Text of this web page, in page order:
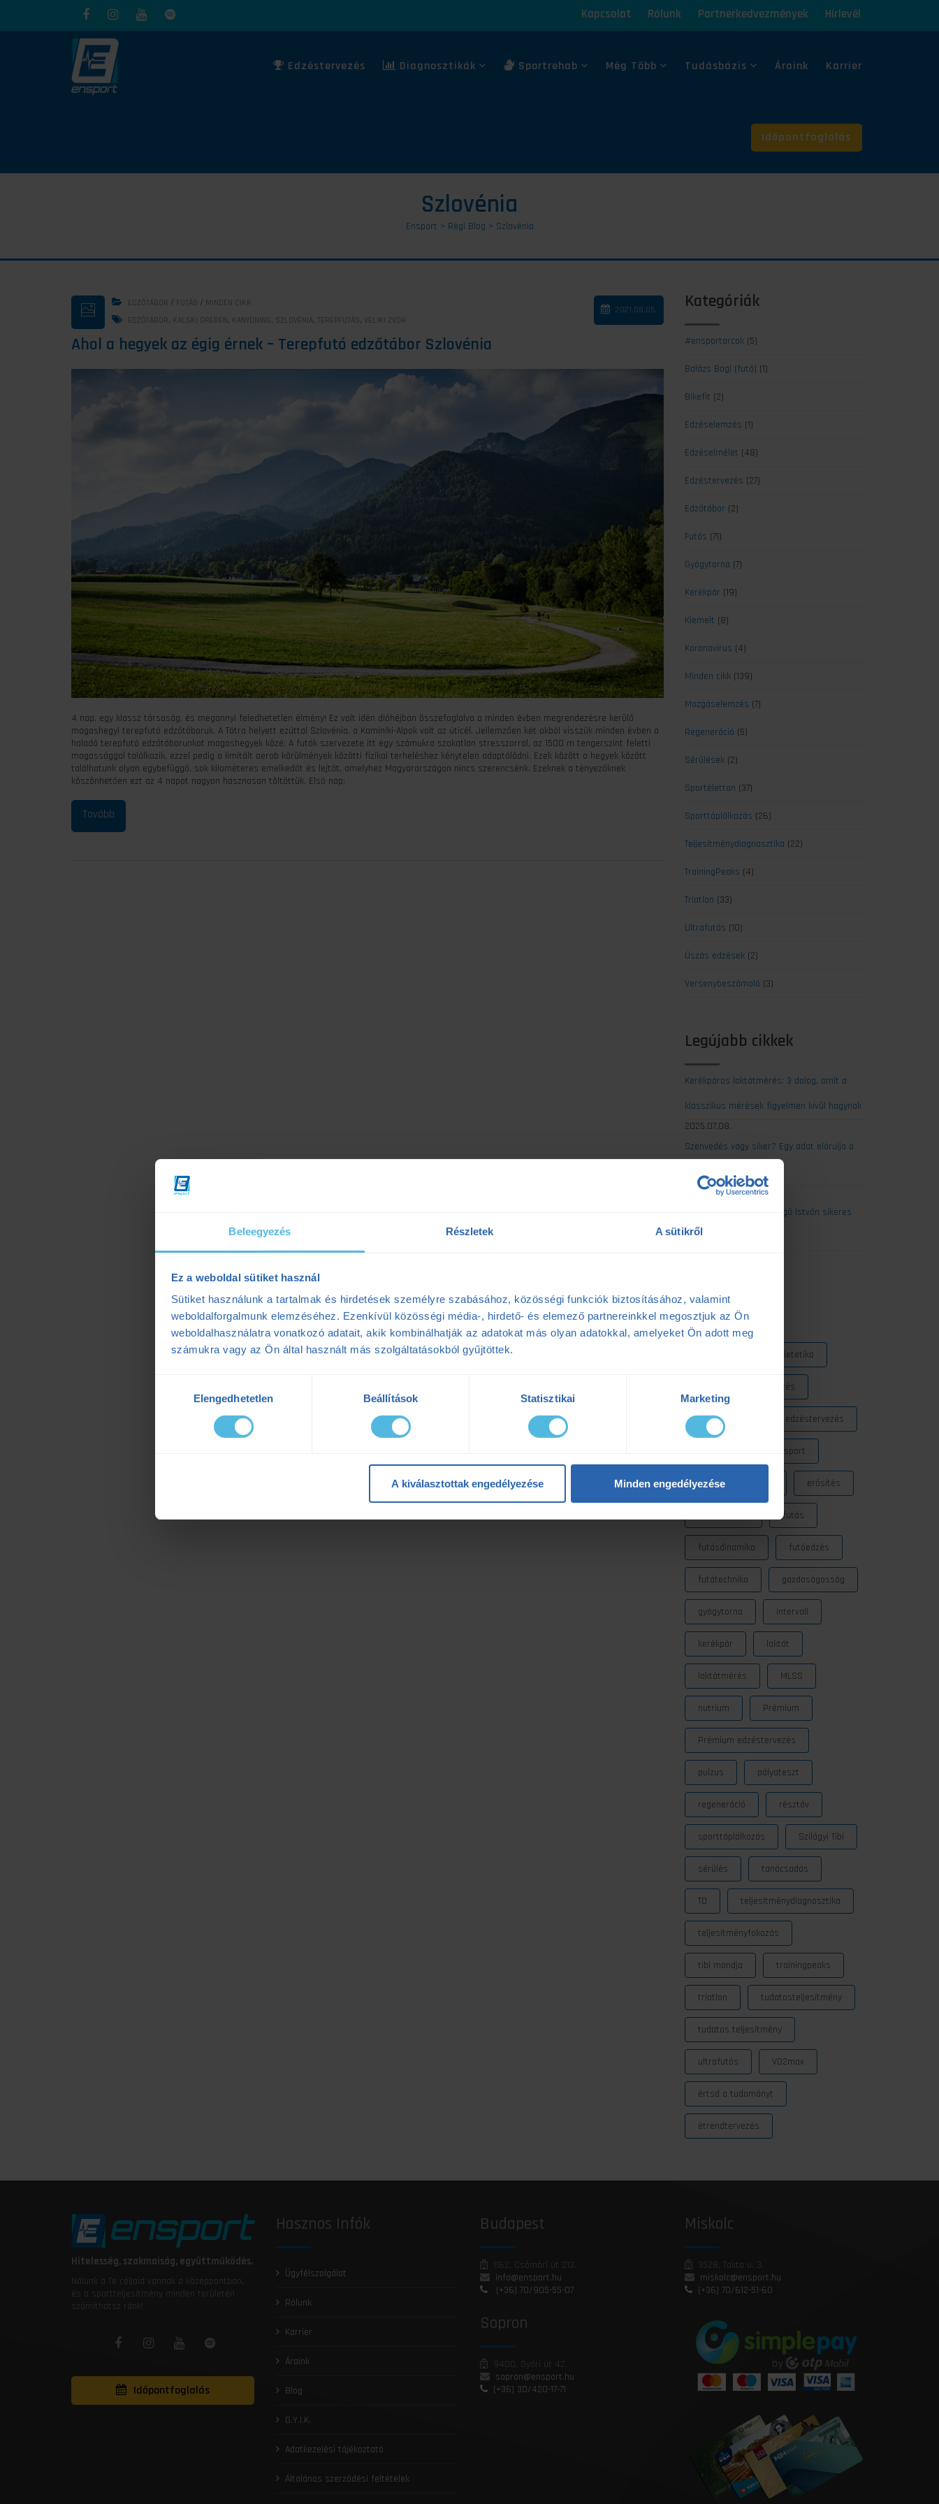
Beleegyezés Részletek A sütikről
Ez a weboldal sütiket használ
Sütiket használunk a tartalmak és hirdetések személyre szabásához, közösségi funkciók biztosításához, valamint
weboldalforgalmunk elemzéséhez. Ezenkívül közösségi média-, hirdető- és elemező partnereinkkel megosztjuk az Ön
weboldalhasználatra vonatkozó adatait, akik kombinálhatják az adatokat más olyan adatokkal, amelyeket Ön adott meg
számukra vagy az Ön által használt más szolgáltatásokból gyűjtöttek.
kiválasztásaElengedhetetlen Beállítások Statisztikai Marketing
A kiválasztottak engedélyezése Minden engedélyezése
Kapcsolat Rólunk Partnerkedvezmények Hírlevél
Edzéstervezés Diagnosztikák Sportrehab Még Több Tudásbázis Áraink Karrier
Időpontfoglalás
Szlovénia
Ensport > Régi Blog > Szlovénia
EDZŐTÁBOR / FUTÁS / MINDEN CIKK
EDZŐTÁBOR, KALSKI GREBEN, KANYONING , SZLOVÉNIA, TEREPFUTÁS, VELIKI ZVOH
2021.08.05.
Ahol a hegyek az égig érnek – Terepfutó edzőtábor Szlovénia
4 nap, egy klassz társaság, és megannyi feledhetetlen élmény! Ez volt idén dióhéjban összefoglalva a minden évben megrendezésre kerülő
magashegyi terepfutó edzőtáboruk. A Tátra helyett ezúttal Szlovénia, a Kaminiki-Alpok volt az úticél. Jellemzően két okból visszük minden évben a
haladó terepfutó edzőtáborunkat magashegyek közé: A futók szervezete itt egy számukra szokatlan stresszorral, az 1500 m tengerszint feletti
magassággal találkozik, ezzel pedig a limitált aerob körülmények közötti fizikai terheléshez kénytelen adaptálódni. Ezek között a hegyek között
találhatunk olyan egybefüggő, sok kilométeres emelkedőt és lejtőt, amelyhez Magyarországon nincs szerencsénk. Ezeknek a tényezőknek
köszönhetően ezt az 4 napot nagyon hasznosan töltöttük. Első nap:
Kategóriák
#ensportarcok(5)
Balázs Bogi (futó) (1)
Bikefit (2)
Edzéselemzés (1)
Edzéselmélet (48)
Edzéstervezés (27)
Edzőtábor (2)
Futás (71)
Gyógytorna (7)
Kerékpár (19)
Kiemelt (8)
Koronavírus (4)
Minden cikk(139)
Mozgáselemzés (7)
Regeneráció (5)
Sérülések(2)
Sportélettan (37)
Sporttáplálkozás (26)
Teljesítménydiagnosztika (22)
TrainingPeaks (4)
Triatlon (33)
Ultrafutás (10)
Úszás edzések(2)
Versenybeszámoló (3)
Legújabb cikkek
Kerékpáros laktátmérés: 3 dolog, amit a
klasszikus mérések figyelmen kívül hagynak
2025.07.08.
Szenvedés vagy siker? Egy adat elárulja a
2025.07.07.
Ultrabalaton 2025: Csengő István sikeres
egyéni teljesítése
Címkék
dietetika
edzés
edzéselmélet edzéstervezés
ensport
ENSPORT Prémium erősítés
futás
futásdinamika futóedzés
futótechnika gazdaságosság
gyógytorna intervall
kerékpár laktát
laktátmérés MLSS
nutrium Prémium
Prémium edzéstervezés
pulzus pályateszt
regeneráció résztáv
sporttáplálkozás Szilágyi Tibi
sérülés tanácsadás
TD teljesítménydiagnosztika
teljesítményfokozás
tibi mondja trainingpeaks
triatlon tudatosteljesítmény
tudatos teljesítmény
ultrafutás VO2max
értsd a tudományt
étrendtervezés
Hitelesség, szakmaiság, együttműködés.
Nálunk a Te céljaid vannak a középpontban,
és a sportteljesítmény minden területén
számíthatsz ránk!
Időpontfoglalás
Hasznos Infók
Ügyfélszolgálat
Rólunk
Karrier
Áraink
Blog
G.Y.I.K.
Adatkezelési tájékoztató
Általános szerződési feltételek
Budapest
1162, Csömöri út 213.
info@ensport.hu
(+36) 70/905-55-07
Sopron
9400, Győri út 42.
sopron@ensport.hu
(+36) 30/420-17-71
Miskolc
3528, Takta u. 3.
miskolc@ensport.hu
(+36) 70/612-51-60